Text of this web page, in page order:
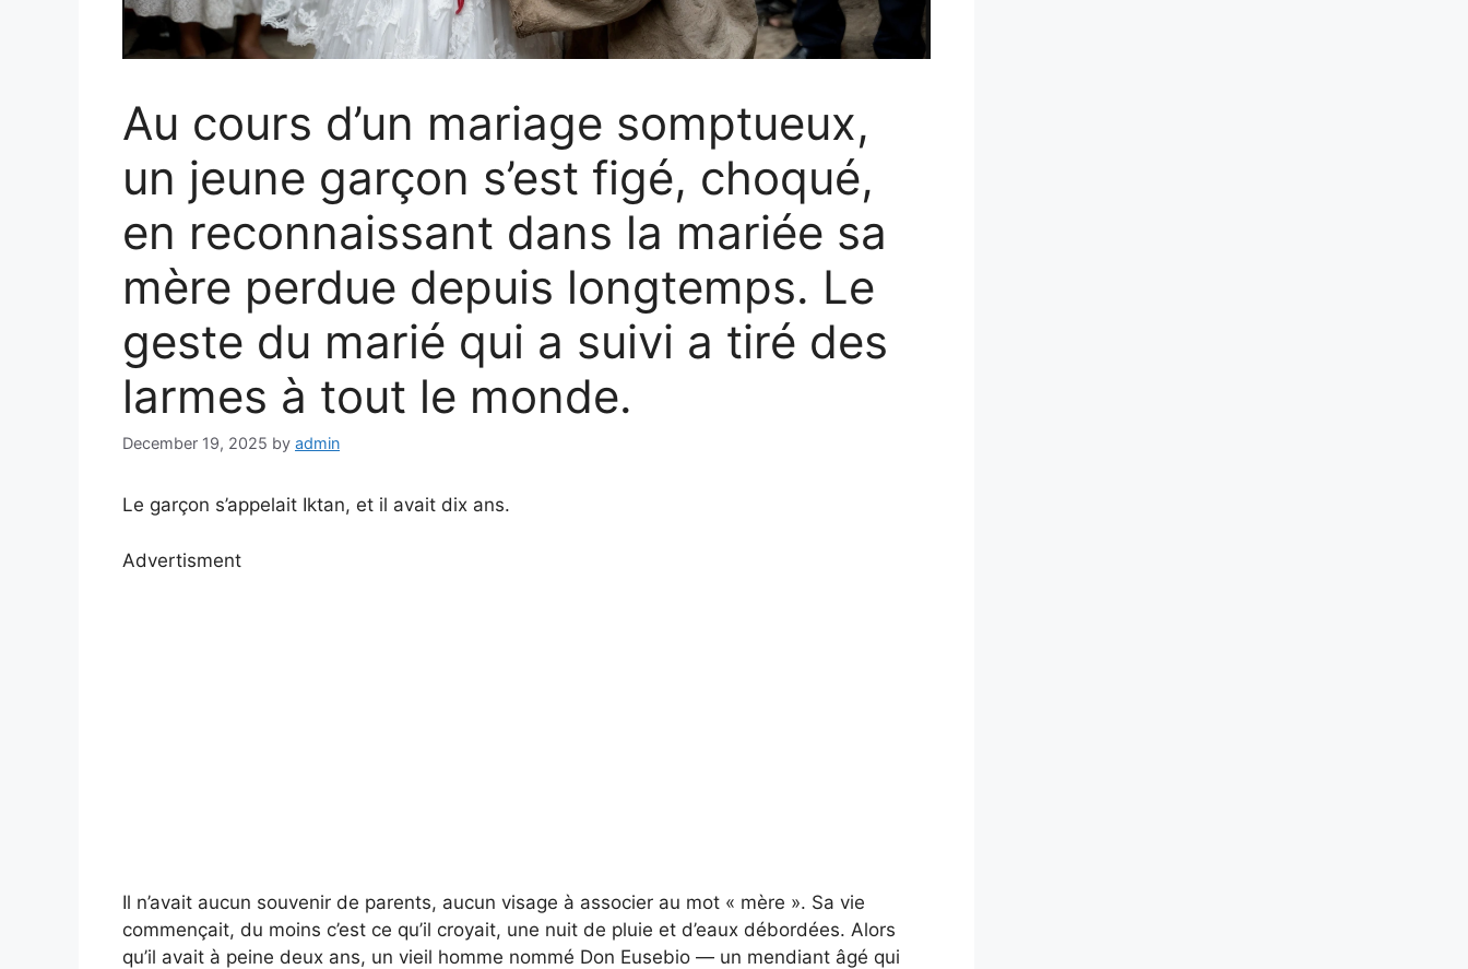
Au cours d’un mariage somptueux,
un jeune garçon s’est figé, choqué,
en reconnaissant dans la mariée sa
mère perdue depuis longtemps. Le
geste du marié qui a suivi a tiré des
larmes à tout le monde.
December 19, 2025 by admin
Le garçon s’appelait Iktan, et il avait dix ans.
Advertisment
Il n’avait aucun souvenir de parents, aucun visage à associer au mot « mère ». Sa vie
commençait, du moins c’est ce qu’il croyait, une nuit de pluie et d’eaux débordées. Alors
qu’il avait à peine deux ans, un vieil homme nommé Don Eusebio — un mendiant âgé qui